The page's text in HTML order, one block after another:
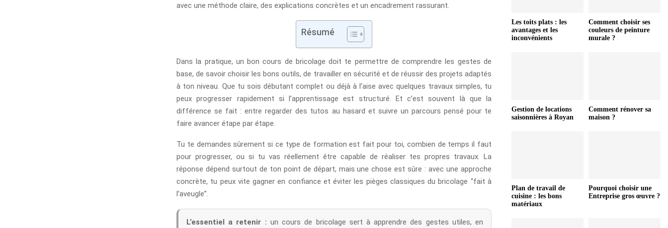
avec une méthode claire, des explications concrètes et un encadrement rassurant.
Résumé
Dans la pratique, un bon cours de bricolage doit te permettre de comprendre les gestes de
base, de savoir choisir les bons outils, de travailler en sécurité et de réussir des projets adaptés
à ton niveau. Que tu sois débutant complet ou déjà à l’aise avec quelques travaux simples, tu
peux progresser rapidement si l’apprentissage est structuré. Et c’est souvent là que la
différence se fait : entre regarder des tutos au hasard et suivre un parcours pensé pour te
faire avancer étape par étape.
Tu te demandes sûrement si ce type de formation est fait pour toi, combien de temps il faut
pour progresser, ou si tu vas réellement être capable de réaliser tes propres travaux. La
réponse dépend surtout de ton point de départ, mais une chose est sûre : avec une approche
concrète, tu peux vite gagner en confiance et éviter les pièges classiques du bricolage “fait à
l’aveugle”.
L’essentiel a retenir : un cours de bricolage sert à apprendre des gestes utiles, en
Les toits plats : les
avantages et les
inconvénients
Comment choisir ses
couleurs de peinture
murale ?
Gestion de locations
saisonnières à Royan
Comment rénover sa
maison ?
Plan de travail de
cuisine : les bons
matériaux
Pourquoi choisir une
Entreprise gros œuvre ?